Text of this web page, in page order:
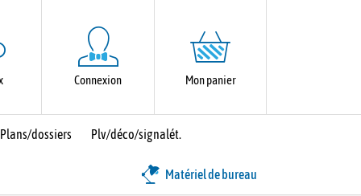
Connexion Mon panier
Plans/dossiers Plv/déco/signalét.
Matériel de bureau